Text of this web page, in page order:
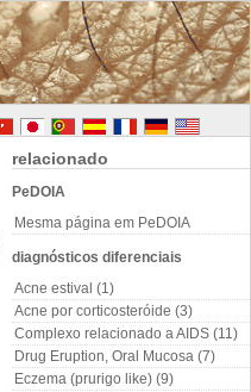
relacionado
PeDOIA
Mesma página em PeDOIA
diagnósticos diferenciais
Acne estival (1)
Acne por corticosteróide (3)
Complexo relacionado a AIDS (11)
Drug Eruption, Oral Mucosa (7)
Eczema (prurigo like) (9)